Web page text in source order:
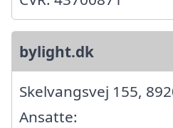
bylight.dk
Skelvangsvej 155,
Ansatte: